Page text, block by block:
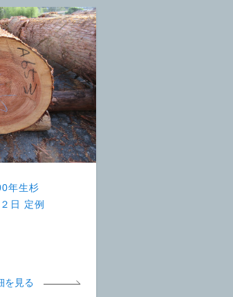
年生杉
日 定例
を見る